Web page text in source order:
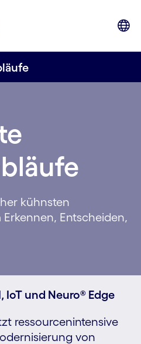
kühnsten
Entscheiden,
IoT und Neuro® Edge
ressourcenintensive
von